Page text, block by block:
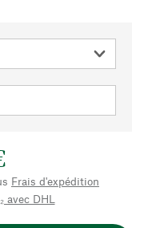
Frais d'expédition
avec DHL